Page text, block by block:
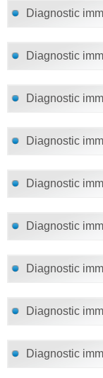
Diagnostic
Diagnostic
Diagnostic
Diagnostic
Diagnostic
Diagnostic
Diagnostic
Diagnostic
Diagnostic